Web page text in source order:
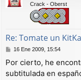
Crack - Oberst
Re: Tomate un
M
n
s
16 Ene 2009, 15:54
Por cierto, he
subtitulada en